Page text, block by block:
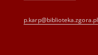
p.karp@biblioteka.zgora.pl